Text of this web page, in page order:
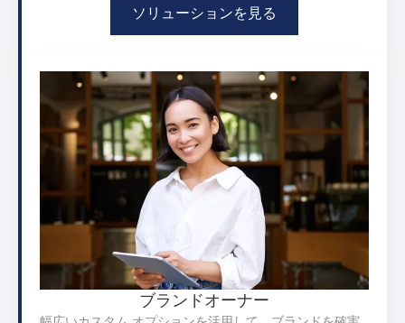
ソリューションを見る
ブランドオーナー